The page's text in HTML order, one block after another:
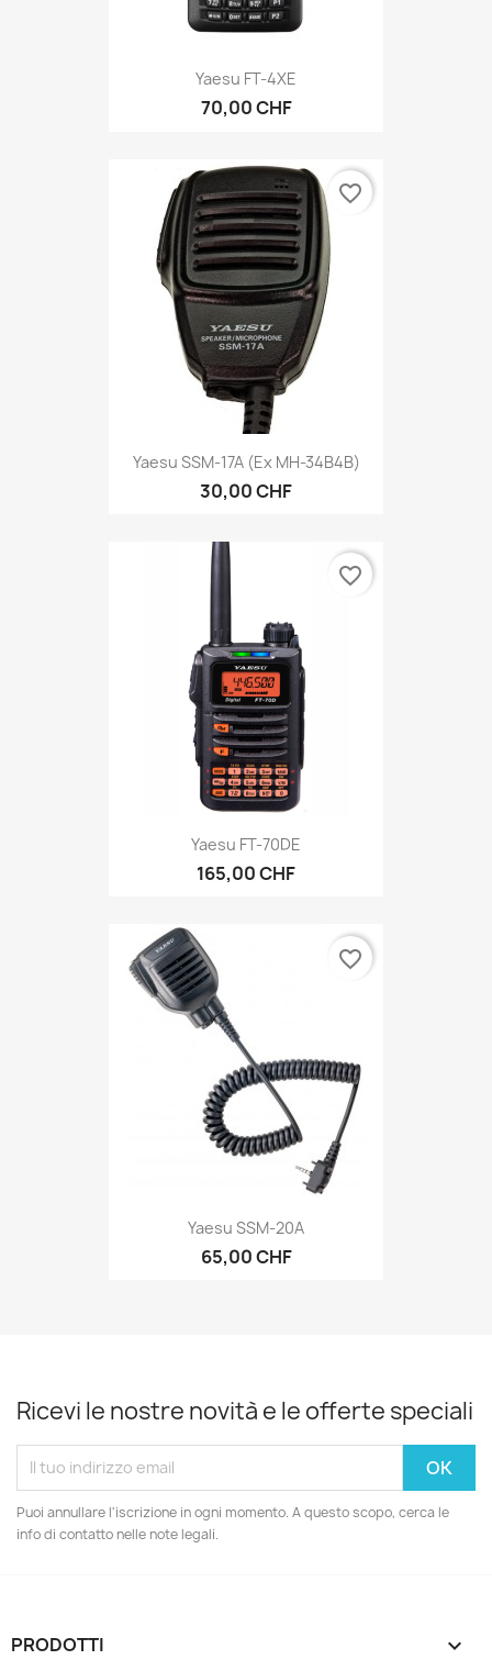
Yaesu FT-4XE
70,00 CHF
Yaesu SSM-17A (ex MH-34B4B)
30,00 CHF
favorite_border
Yaesu FT-70DE
165,00 CHF
favorite_border
Yaesu SSM-20A
65,00 CHF
favorite_border
Ricevi le nostre novità e le offerte speciali
Puoi annullare l'iscrizione in ogni momento. A questo scopo, cerca le
info di contatto nelle note legali.
PRODOTTI 